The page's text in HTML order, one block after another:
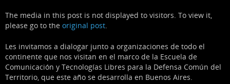
The media in this post is not displayed to visitors. To view it,
please go to the original post.
Les invitamos a dialogar junto a organizaciones de todo el
continente que nos visitan en el marco de la Escuela de
Comunicación y Tecnologías Libres para la Defensa Común del
Territorio, que este año se desarrolla en Buenos Aires.